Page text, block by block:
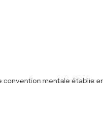
convention mentale établie